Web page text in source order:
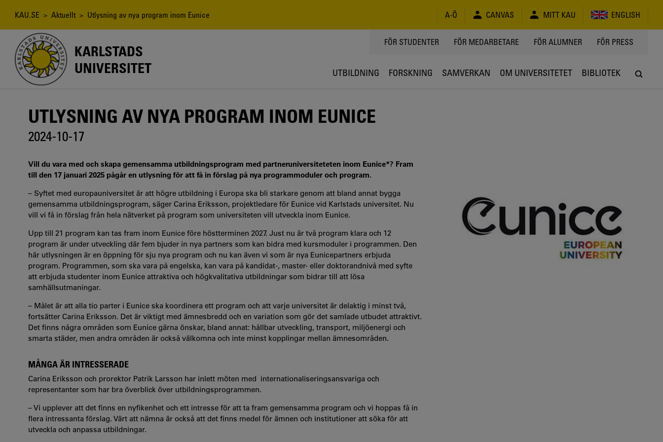
Länkstig
KAU.SE > Aktuellt > Utlysning av nya program inom Eunice A-Ö CANVAS MITT KAU ENGLISH
KARLSTADS
UNIVERSITET
TOPPMENY
FÖR STUDENTER FÖR MEDARBETARE FÖR ALUMNER FÖR PRESS
UTBILDNING FORSKNING SAMVERKAN OM UNIVERSITETET BIBLIOTEK
UTLYSNING AV NYA PROGRAM INOM EUNICE
2024-10-17
Vill du vara med och skapa gemensamma utbildningsprogram med partneruniversiteteten inom Eunice*? Fram
till den 17 januari 2025 pågår en utlysning för att få in förslag på nya programmoduler och program.
– Syftet med europauniversitet är att högre utbildning i Europa ska bli starkare genom att bland annat bygga
gemensamma utbildningsprogram, säger Carina Eriksson, projektledare för Eunice vid Karlstads universitet. Nu
vill vi få in förslag från hela nätverket på program som universiteten vill utveckla inom Eunice.
Upp till 21 program kan tas fram inom Eunice före höstterminen 2027. Just nu är två program klara och 12
program är under utveckling där fem bjuder in nya partners som kan bidra med kursmoduler i programmen. Den
här utlysningen är en öppning för sju nya program och nu kan även vi som är nya Eunicepartners erbjuda
program. Programmen, som ska vara på engelska, kan vara på kandidat-, master- eller doktorandnivå med syfte
att erbjuda studenter inom Eunice attraktiva och högkvalitativa utbildningar som bidrar till att lösa
samhällsutmaningar.
– Målet är att alla tio parter i Eunice ska koordinera ett program och att varje universitet är delaktig i minst två,
fortsätter Carina Eriksson. Det är viktigt med ämnesbredd och en variation som gör det samlade utbudet attraktivt.
Det finns några områden som Eunice gärna önskar, bland annat: hållbar utveckling, transport, miljöenergi och
smarta städer, men andra områden är också välkomna och inte minst kopplingar mellan ämnesområden.
MÅNGA ÄR INTRESSERADE
Carina Eriksson och prorektor Patrik Larsson har inlett möten med internationaliseringsansvariga och
representanter som har bra överblick över utbildningsprogrammen.
– Vi upplever att det finns en nyfikenhet och ett intresse för att ta fram gemensamma program och vi hoppas få in
flera intressanta förslag. Värt att nämna är också att det finns medel för ämnen och institutioner att söka för att
utveckla och anpassa utbildningar.